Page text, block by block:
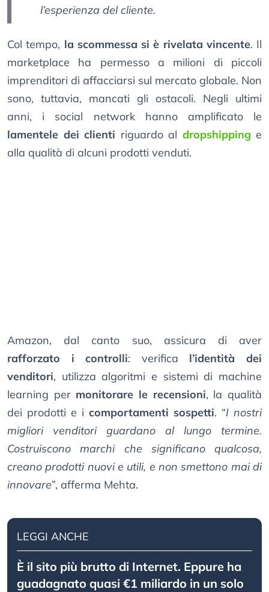
l’esperienza del cliente.
Col tempo, la scommessa si è rivelata vincente. Il
marketplace ha permesso a milioni di piccoli
imprenditori di affacciarsi sul mercato globale. Non
sono, tuttavia, mancati gli ostacoli. Negli ultimi
anni, i social network hanno amplificato le
lamentele dei clienti riguardo al dropshipping e
alla qualità di alcuni prodotti venduti.
Amazon, dal canto suo, assicura di aver
rafforzato i controlli: verifica l’identità dei
venditori, utilizza algoritmi e sistemi di machine
learning per monitorare le recensioni, la qualità
dei prodotti e i comportamenti sospetti. “I nostri
migliori venditori guardano al lungo termine.
Costruiscono marchi che significano qualcosa,
creano prodotti nuovi e utili, e non smettono mai di
innovare”, afferma Mehta.
LEGGI ANCHE
È il sito più brutto di Internet. Eppure ha
guadagnato quasi €1 miliardo in un solo